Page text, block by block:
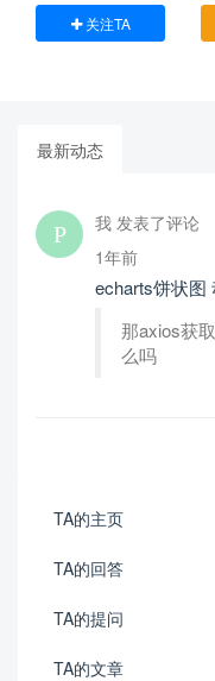
关注TA
最新动态
我 发表了评论
1年前
echarts饼状图
那axios获
么吗
TA的主页
TA的回答
TA的提问
TA的文章